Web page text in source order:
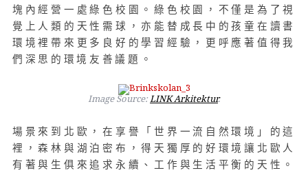
塊內經營一處綠色校園。綠色校園，不僅是為了視
覺上人類的天性需球，亦能替成長中的孩童在讀書
環境裡帶來更多良好的學習經驗，更呼應著值得我
們深思的環境友善議題。
Image Source:LINK Arkitektur.
場景來到北歐，在享譽「世界一流自然環境」的這
裡，森林與湖泊密布，得天獨厚的好環境讓北歐人
有著與生俱來追求永續、工作與生活平衡的天性。